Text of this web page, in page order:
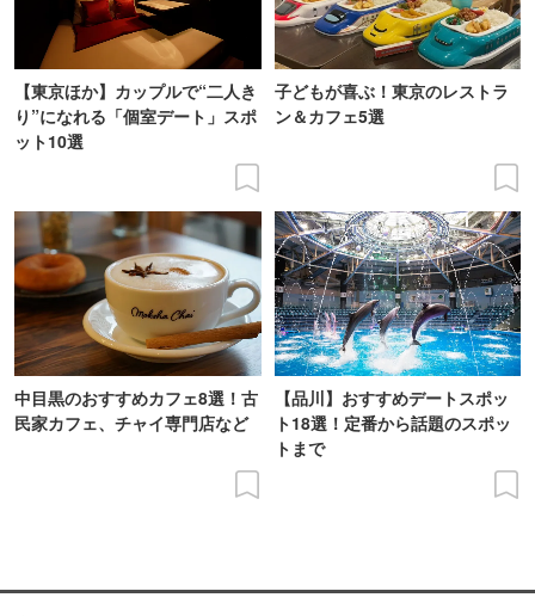
【東京ほか】カップルで“二人き
り”になれる「個室デート」スポ
ット10選
子どもが喜ぶ！東京のレストラ
ン＆カフェ5選
中目黒のおすすめカフェ8選！古
民家カフェ、チャイ専門店など
【品川】おすすめデートスポッ
ト18選！定番から話題のスポッ
トまで